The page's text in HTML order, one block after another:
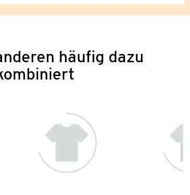
häufig dazu